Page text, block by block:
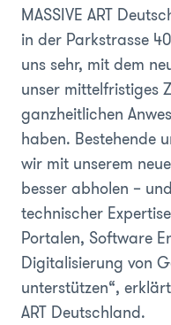
MASSIVE ART
in der Parkstrasse
uns sehr, mit dem
unser mittelfristiges
ganzheitlichen
haben. Bestehende
wir mit unserem
besser abholen –
technischer
Portalen, Software
Digitalisierung von
unterstützen“,
ART Deutschland.